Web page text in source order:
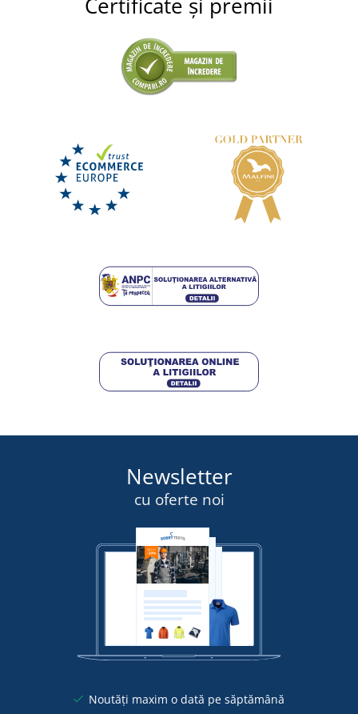
Rucsac cu cordon Gym din bumbac organic
65,75 lei
Newsletter
cu oferte noi
Noutăți maxim o dată pe săptămână